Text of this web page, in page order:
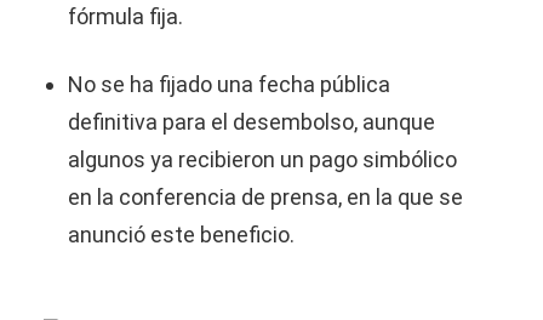
fórmula fija.
No se ha fijado una fecha pública
definitiva para el desembolso, aunque
algunos ya recibieron un pago simbólico
en la conferencia de prensa, en la que se
anunció este beneficio.